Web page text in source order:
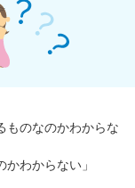
ものなのかわからな
わからない」